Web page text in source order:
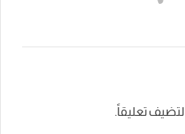
لتضيف تعليقاً.